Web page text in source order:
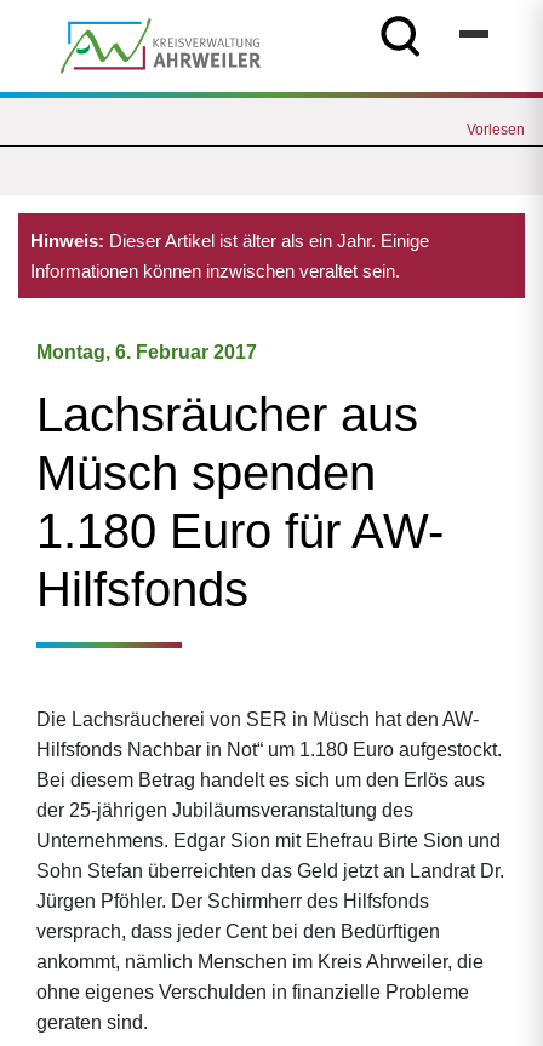
Vorlesen
Hinweis: Dieser Artikel ist älter als ein Jahr. Einige
Informationen können inzwischen veraltet sein.
Montag, 6. Februar 2017
Lachsräucher aus
Müsch spenden
1.180 Euro für AW-
Hilfsfonds
Die Lachsräucherei von SER in Müsch hat den AW-
Hilfsfonds Nachbar in Not“ um 1.180 Euro aufgestockt.
Bei diesem Betrag handelt es sich um den Erlös aus
der 25-jährigen Jubiläumsveranstaltung des
Unternehmens. Edgar Sion mit Ehefrau Birte Sion und
Sohn Stefan überreichten das Geld jetzt an Landrat Dr.
Jürgen Pföhler. Der Schirmherr des Hilfsfonds
versprach, dass jeder Cent bei den Bedürftigen
ankommt, nämlich Menschen im Kreis Ahrweiler, die
ohne eigenes Verschulden in finanzielle Probleme
geraten sind.